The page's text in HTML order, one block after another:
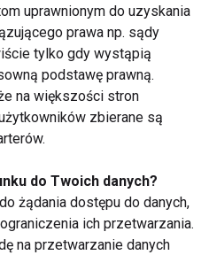
Wpływ nieleczonych
zębów na stan zdrowia
– co mówi nauka?
uprawnionym do uzyskania
prawa np. sądy
tylko gdy wystąpią
podstawę prawną.
na większości stron
zbierane są
do Twoich danych?
żądania dostępu do danych,
ich przetwarzania.
na przetwarzanie danych